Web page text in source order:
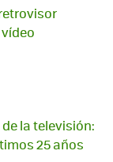
la televisión:
25 años